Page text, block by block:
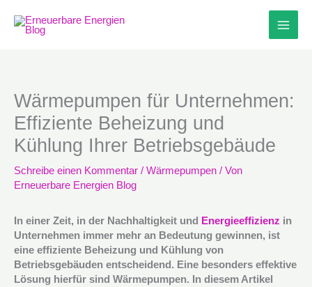
Inhalt
springen
Wärmepumpen für Unternehmen:
Effiziente Beheizung und
Kühlung Ihrer Betriebsgebäude
Schreibe einen Kommentar / Wärmepumpen / Von
Erneuerbare Energien Blog
In einer Zeit, in der Nachhaltigkeit und Energieeffizienz in
Unternehmen immer mehr an Bedeutung gewinnen, ist
eine effiziente Beheizung und Kühlung von
Betriebsgebäuden entscheidend. Eine besonders effektive
Lösung hierfür sind Wärmepumpen. In diesem Artikel